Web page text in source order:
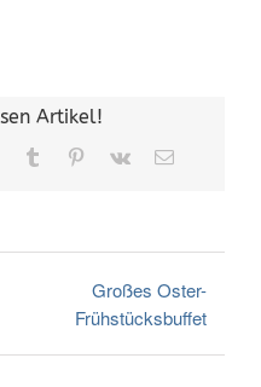
Artikel!
Tumblr Pinterest
Vk
E-
Großes Oster-
Frühstücksbuffet